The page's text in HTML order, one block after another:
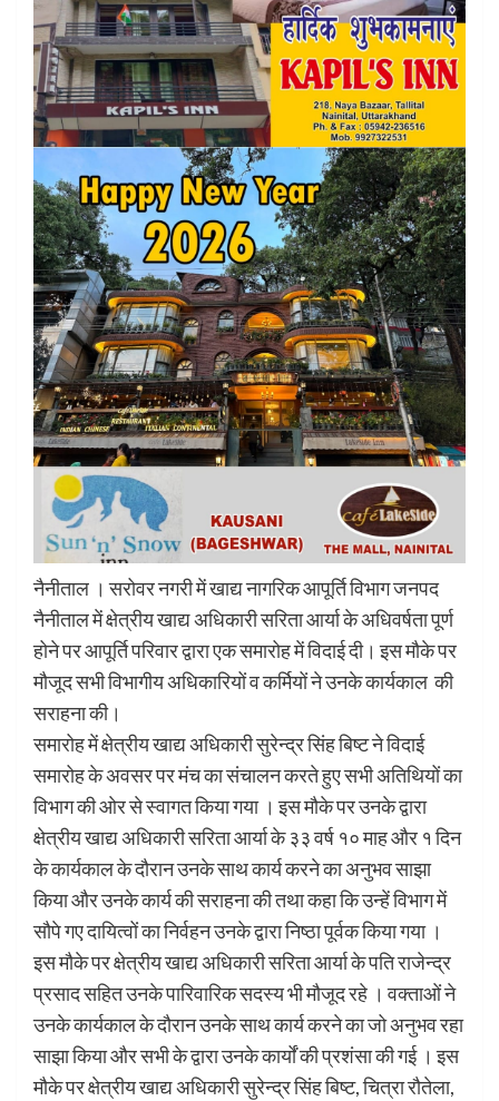
नैनीताल । सरोवर नगरी में खाद्य नागरिक आपूर्ति विभाग जनपद
नैनीताल में क्षेत्रीय खाद्य अधिकारी सरिता आर्या के अधिवर्षता पूर्ण
होने पर आपूर्ति परिवार द्वारा एक समारोह में विदाई दी। इस मौके पर
मौजूद सभी विभागीय अधिकारियों व कर्मियों ने उनके कार्यकाल की
सराहना की।
समारोह में क्षेत्रीय खाद्य अधिकारी सुरेन्द्र सिंह बिष्ट ने विदाई
समारोह के अवसर पर मंच का संचालन करते हुए सभी अतिथियों का
विभाग की ओर से स्वागत किया गया । इस मौके पर उनके द्वारा
क्षेत्रीय खाद्य अधिकारी सरिता आर्या के ३३ वर्ष १० माह और १ दिन
के कार्यकाल के दौरान उनके साथ कार्य करने का अनुभव साझा
किया और उनके कार्य की सराहना की तथा कहा कि उन्हें विभाग में
सौपे गए दायित्वों का निर्वहन उनके द्वारा निष्ठा पूर्वक किया गया ।
इस मौके पर क्षेत्रीय खाद्य अधिकारी सरिता आर्या के पति राजेन्द्र
प्रसाद सहित उनके पारिवारिक सदस्य भी मौजूद रहे । वक्ताओं ने
उनके कार्यकाल के दौरान उनके साथ कार्य करने का जो अनुभव रहा
साझा किया और सभी के द्वारा उनके कार्यों की प्रशंसा की गई । इस
मौके पर क्षेत्रीय खाद्य अधिकारी सुरेन्द्र सिंह बिष्ट, चित्रा रौतेला,